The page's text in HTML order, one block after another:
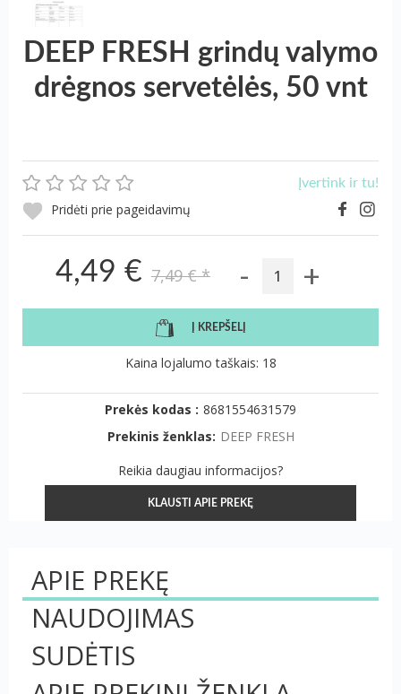
DEEP FRESH grindų valymo
drėgnos servetėlės, 50 vnt
Įvertink ir tu!
Pridėti prie pageidavimų
4,49 € 7,49 €* - +
Į KREPŠELĮ
Kaina lojalumo taškais: 18
Prekės kodas : 8681554631579
Prekinis ženklas: DEEP FRESH
Reikia daugiau informacijos?
KLAUSTI APIE PREKĘ
APIE PREKĘ
NAUDOJIMAS
SUDĖTIS